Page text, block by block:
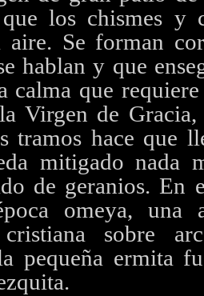
que los chismes y
aire. Se forman
hablan y que
calma que
Virgen de
tramos hace que
mitigado nada
de geranios. En
omeya, una
cristiana sobre
pequeña ermita